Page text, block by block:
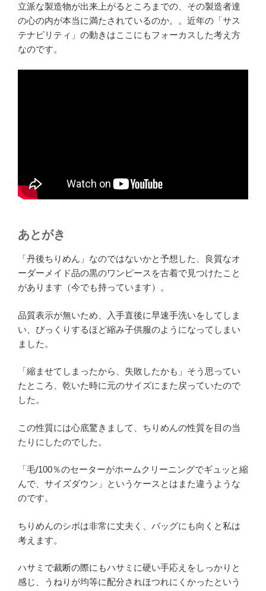
立派な製造物が出来上がるところまでの、その製造者達
の心の内が本当に満たされているのか。。近年の「サス
テナビリティ」の動きはここにもフォーカスした考え方
なのです。
あとがき
「丹後ちりめん」なのではないかと予想した、良質なオ
ーダーメイド品の黒のワンピースを古着で見つけたこと
があります（今でも持っています）。
品質表示が無いため、入手直後に早速手洗いをしてしま
い、びっくりするほど縮み子供服のようになってしまい
ました。
「縮ませてしまったから、失敗したかも」そう思ってい
たところ、乾いた時に元のサイズにまた戻っていたので
した。
この性質には心底驚きまして、ちりめんの性質を目の当
たりにしたのでした。
「毛/100％のセーターがホームクリーニングでギュッと縮
んで、サイズダウン」というケースとはまた違うような
のです。
ちりめんのシボは非常に丈夫く、バッグにも向くと私は
考えます。
ハサミで裁断の際にもハサミに硬い手応えをしっかりと
感じ、うねりが均等に配分されほつれにくかったという